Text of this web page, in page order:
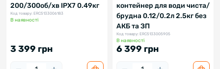
200/300об/хв IPX7 0.49кг
Код товару: ERC5133006183
В наявності
3 399 грн
контейнер для води чиста/
брудна 0.12/0.2л 2.5кг без
АКБ та ЗП
Код товару: ERC5133005905
В наявності
6 399 грн